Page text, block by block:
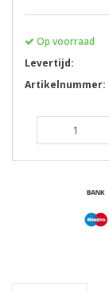
Op voorraad
Levertijd:
Artikelnummer: